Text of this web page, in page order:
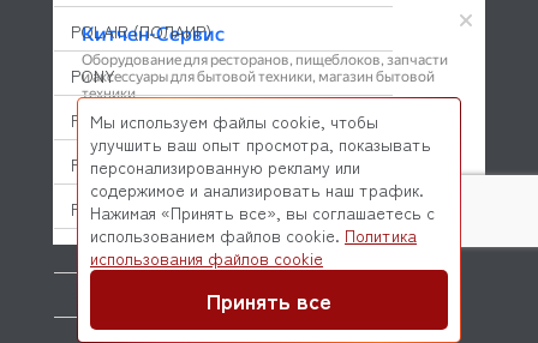
POLAIR (ПОЛАИР)
PONY
POPCAKE
PRATICA
PRIMAX
PRIMUS
© 2026 Kitchen-Service.com Интернет-магазин запчастей
и оборудования профессиональной кухни
Мы используем файлы cookie, чтобы
улучшить ваш опыт просмотра, показывать
персонализированную рекламу или
содержимое и анализировать наш трафик.
Нажимая «Принять все», вы соглашаетесь с
использованием файлов cookie. Политика
использования файлов cookie
Принять все